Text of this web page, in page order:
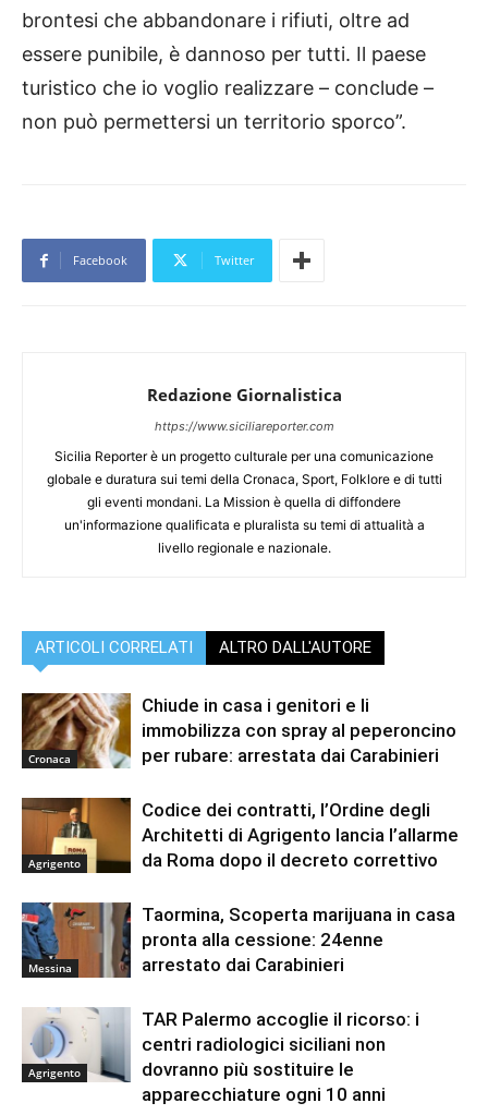
brontesi che abbandonare i rifiuti, oltre ad
essere punibile, è dannoso per tutti. Il paese
turistico che io voglio realizzare – conclude –
non può permettersi un territorio sporco”.
Facebook Twitter
Redazione Giornalistica
https://www.siciliareporter.com
Sicilia Reporter è un progetto culturale per una comunicazione
globale e duratura sui temi della Cronaca, Sport, Folklore e di tutti
gli eventi mondani. La Mission è quella di diffondere
un'informazione qualificata e pluralista su temi di attualità a
livello regionale e nazionale.
ARTICOLI CORRELATI ALTRO DALL'AUTORE
Cronaca
Chiude in casa i genitori e li
immobilizza con spray al peperoncino
per rubare: arrestata dai Carabinieri
Agrigento
Codice dei contratti, l’Ordine degli
Architetti di Agrigento lancia l’allarme
da Roma dopo il decreto correttivo
Messina
Taormina, Scoperta marijuana in casa
pronta alla cessione: 24enne
arrestato dai Carabinieri
Agrigento
TAR Palermo accoglie il ricorso: i
centri radiologici siciliani non
dovranno più sostituire le
apparecchiature ogni 10 anni